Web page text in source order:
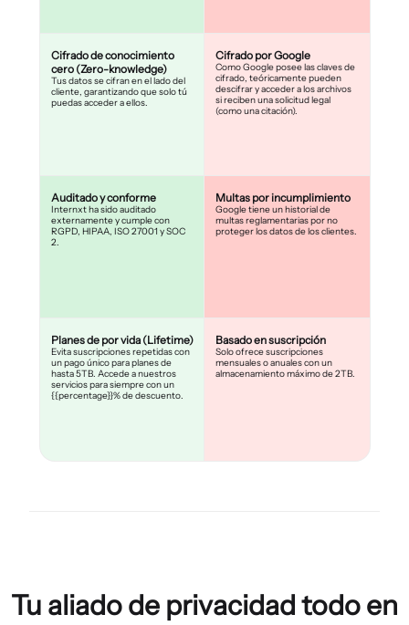
Cifrado de conocimiento
cero (Zero-knowledge)
Tus datos se cifran en el lado del
cliente, garantizando que solo tú
puedas acceder a ellos.
Auditado y conforme
Internxt ha sido auditado
externamente y cumple con
RGPD, HIPAA, ISO 27001 y SOC
2.
Planes de por vida (Lifetime)
Evita suscripciones repetidas con
un pago único para planes de
hasta 5TB. Accede a nuestros
servicios para siempre con un
{{percentage}}% de descuento.
Cifrado por Google
Como Google posee las claves de
cifrado, teóricamente pueden
descifrar y acceder a los archivos
si reciben una solicitud legal
(como una citación).
Multas por incumplimiento
Google tiene un historial de
multas reglamentarias por no
proteger los datos de los clientes.
Basado en suscripción
Solo ofrece suscripciones
mensuales o anuales con un
almacenamiento máximo de 2TB.
Tu aliado de privacidad todo en